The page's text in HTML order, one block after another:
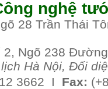
nghệ
28 Trần Thái
2, Ngõ 238
Hà Nội, Đối
3662 I Fax: